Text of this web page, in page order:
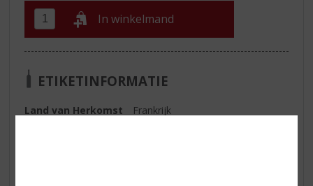
In winkelmand
ETIKETINFORMATIE
Land van Herkomst
Frankrijk